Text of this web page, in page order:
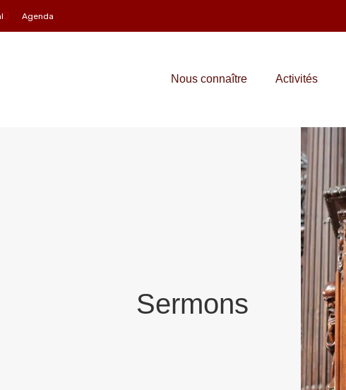
Agenda
Nous connaître Activités
Sermons